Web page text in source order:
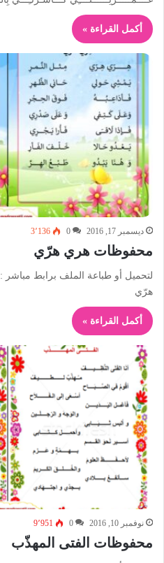
أكمل القراءة »
ديسمبر 17, 2016 0 3٬136
محفوظات هري هرّي
لتحميل أو طباعة الملف برابط مباشر
هرّي
أكمل القراءة »
نوفمبر 10, 2016 0 9٬951
محفوظات الفتى المهذّب